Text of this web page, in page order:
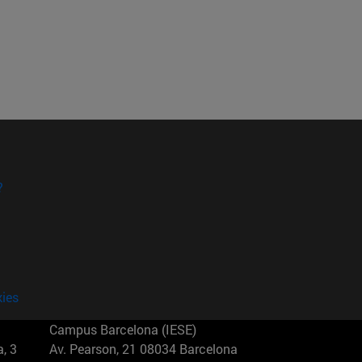
3
Campus Barcelona (IESE)
Av. Pearson, 21 08034 Barcelona